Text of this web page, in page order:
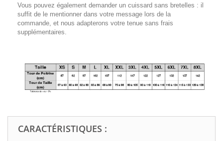
Vous pouvez également demander un cuissard sans bretelles : il
suffit de le mentionner dans votre message lors de la
commande, et nous adapterons votre tenue sans frais
supplémentaires.
CARACTÉRISTIQUES :